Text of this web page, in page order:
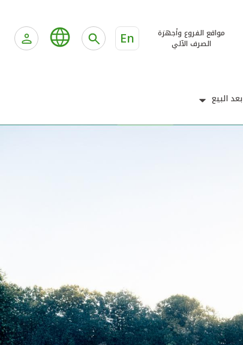
مواقع الفروع وأجهزة
الصرف الآلي
En
البيع